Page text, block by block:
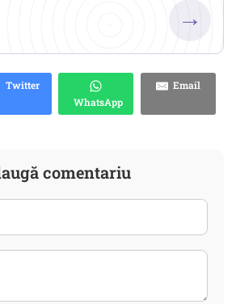
→
Twitter
WhatsApp
Email
comentariu